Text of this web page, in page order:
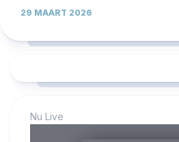
29 MAART 2026
Nu Live